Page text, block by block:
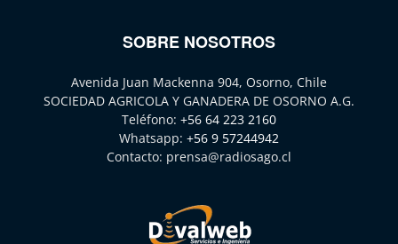
SOBRE NOSOTROS
Avenida Juan Mackenna 904, Osorno, Chile
SOCIEDAD AGRICOLA Y GANADERA DE OSORNO A.G.
Teléfono: +56 64 223 2160
Whatsapp: +56 9 57244942
Contacto: prensa@radiosago.cl